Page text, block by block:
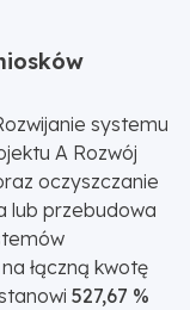
systemu
A Rozwój
oczyszczanie
lub przebudowa
na łączną kwotę
527,67 %